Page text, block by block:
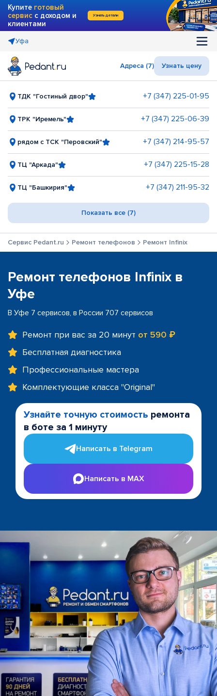
Купите готовый
сервис с доходом и
клиентами
Узнать детали
Уфа
Адреса (7) Узнать цену
ТДК "Гостиный двор" +7 (347) 225-01-95
ТРК "Иремель" +7 (347) 225-06-39
рядом с ТСК "Перовский" +7 (347) 214-95-57
ТЦ "Аркада" +7 (347) 225-15-28
ТЦ "Башкирия" +7 (347) 211-95-32
Показать все (7)
Сервис Pedant.ru Ремонт телефонов Ремонт Infinix
Ремонт телефонов Infinix в
Уфе
В Уфе 7 сервисов, в России 707 сервисов
Ремонт при вас за 20 минут от 590 ₽
Бесплатная диагностика
Профессиональные мастера
Комплектующие класса "Original"
Узнайте точную стоимость ремонта
в боте за 1 минуту
Написать в Telegram
Написать в MAX